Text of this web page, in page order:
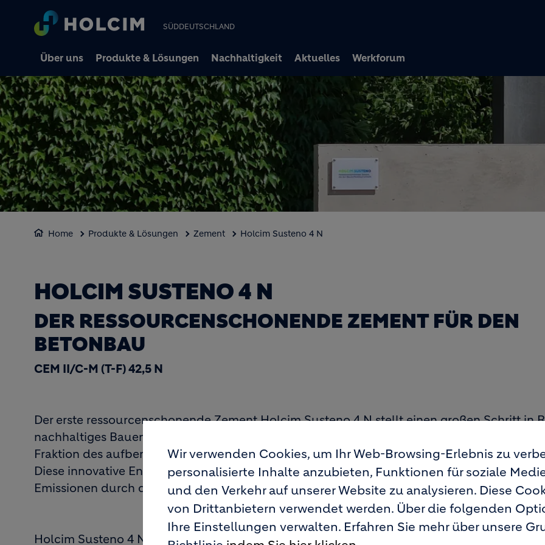
SÜDDEUTSCHLAND
Über uns Produkte & Lösungen Nachhaltigkeit Aktuelles Werkforum
Home Produkte & Lösungen Zement Holcim Susteno 4 N
HOLCIM SUSTENO 4 N
DER RESSOURCENSCHONENDE ZEMENT FÜR DEN
BETONBAU
CEM II/C-M (T-F) 42,5 N
Der erste ressourcenschonende Zement Holcim Susteno 4 N stellt einen großen Schritt in
nachhaltiges Bauen dar. Mit neuesten Technologien wurde eine Lösung erarbeitet, um die
Fraktion des aufbereiteten Mischgranulats als Bestandteil des neuen Zements
Diese innovative Entwicklung schont natürliche Ressourcen, spart Deponieraum und
Emissionen durch den teilweisen Ersatz des Zementklinkers.
Holcim Susteno 4 N ist ein Portlandkompositzement (CEM II/C-M (T-F) 42,5 N) der DIN EN
Wir verwenden Cookies, um Ihr Web-Browsing-Erlebnis zu
personalisierte Inhalte anzubieten, Funktionen für soziale
und den Verkehr auf unserer Website zu analysieren. Diese
von Drittanbietern verwendet werden. Über die folgenden
Ihre Einstellungen verwalten. Erfahren Sie mehr über unsere